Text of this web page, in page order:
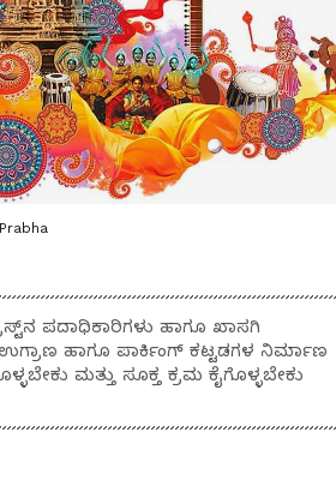
ಪದಾಧಿಕಾರಿಗಳು ಹಾಗೂ ಖಾಸಗಿ
ಹಾಗೂ ಪಾರ್ಕಿಂಗ್ ಕಟ್ಟಡಗಳ ನಿರ್ಮಾಣ‌
ಮತ್ತು ಸೂಕ್ತ ಕ್ರಮ ಕೈಗೊಳ್ಳಬೇಕು